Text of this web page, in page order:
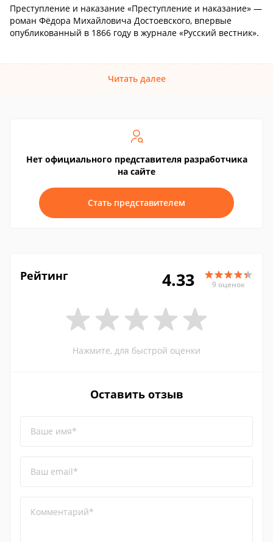
Преступление и наказание «Преступление и наказание» —
роман Фёдора Михайловича Достоевского, впервые
опубликованный в 1866 году в журнале «Русский вестник».
Читать далее
Нет официального представителя разработчика
на сайте
Стать представителем
Рейтинг 4.33 9 оценок
Нажмите, для быстрой оценки
Оставить отзыв
Ваше имя*
Ваш email*
Комментарий*